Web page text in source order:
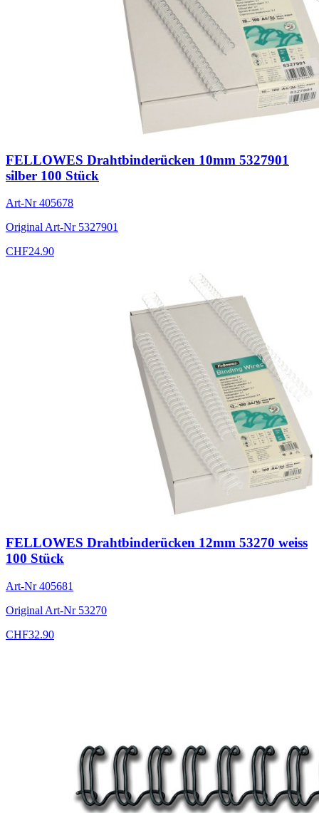
FELLOWES Drahtbinderücken 10mm 5327901
silber 100 Stück
Art-Nr405678
Original Art-Nr 5327901
CHF24.90
FELLOWES Drahtbinderücken 12mm 53270 weiss
100 Stück
Art-Nr405681
Original Art-Nr 53270
CHF32.90